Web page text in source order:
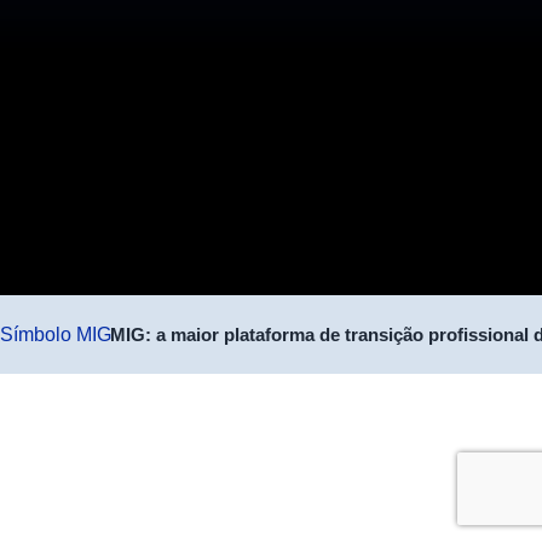
MIG: a maior plataforma de transição profissional